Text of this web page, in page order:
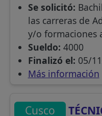
Se solicitó:
las carreras de
y/o formaciones
Sueldo: 4000
Finalizó el: 05/
Más información
Cusco